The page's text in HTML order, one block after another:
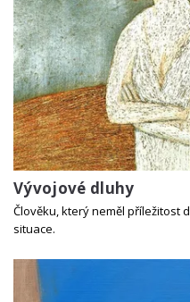
Vývojové dluhy
Člověku, který neměl příležitost
situace.